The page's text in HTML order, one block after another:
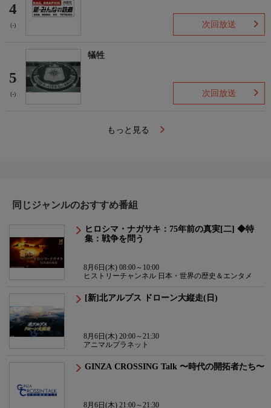
4
(-) 次回放送
5
(-)
犠牲
次回放送
もっと見る
同じジャンルのおすすめ番組
ヒロシマ・ナガサキ：75年前の真実[二] ◆特
集：戦争を問う
8月6日(木) 08:00～10:00
ヒストリーチャンネル 日本・世界の歴史＆エンタメ
[新]北アルプス ドローン大縦走(日)
8月6日(木) 20:00～21:30
アニマルプラネット
GINZA CROSSING Talk 〜時代の開拓者たち〜
8月6日(木) 21:00～21:30